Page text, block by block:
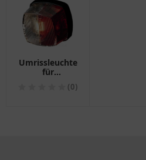
Umrissleuchte
für
Motorräder(0)